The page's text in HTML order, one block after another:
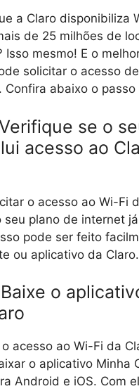
a Claro disponibiliza
de 25 milhões de
Isso mesmo! E o
solicitar o acesso
Confira abaixo o passo
se o
acesso ao
o acesso ao Wi-Fi
seu plano de internet
pode ser feito
ou aplicativo da Claro.
o
acesso ao Wi-Fi da
o aplicativo Minha
Android e iOS. Com